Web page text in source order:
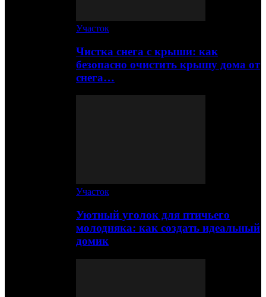
Участок
Чистка снега с крыши: как
безопасно очистить крышу дома от
снега…
Участок
Уютный уголок для птичьего
молодняка: как создать идеальный
домик